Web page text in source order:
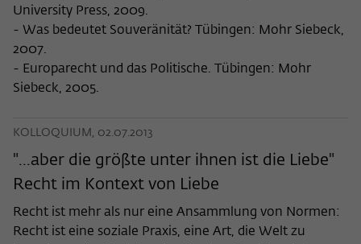
University Press, 2009.
- Was bedeutet Souveränität? Tübingen: Mohr Siebeck,
2007.
- Europarecht und das Politische. Tübingen: Mohr
Siebeck, 2005.
KOLLOQUIUM, 02.07.2013
"...aber die größte unter ihnen ist die Liebe"
Recht im Kontext von Liebe
Recht ist mehr als nur eine Ansammlung von Normen:
Recht ist eine soziale Praxis, eine Art, die Welt zu